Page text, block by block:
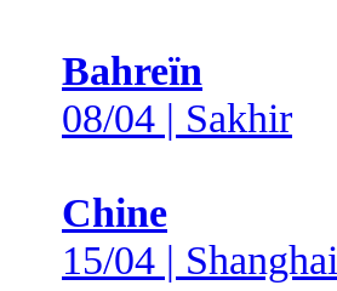
Bahreïn
08/04 | Sakhir
Chine
15/04 | Shanghai